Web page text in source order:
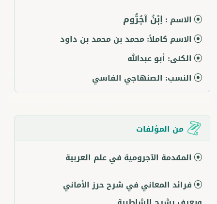
الاسم : اِبْنُ آجُرُّوم
الاسم كاملاً: محمد بن محمد بن داود
الكنى: أبو عبدالله
النسب: الصنهاجي الفاسي
من المؤلفات
المقدمة الآجرومية في علم العربية
فرائد المعاني في شرح حرز الأماني